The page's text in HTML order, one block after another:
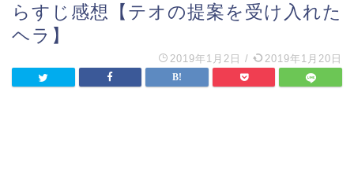
らすじ感想【テオの提案を受け入れた
ヘラ】
2019年1月2日 / 2019年1月20日